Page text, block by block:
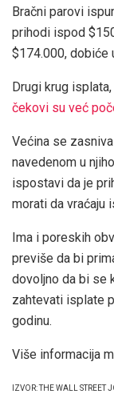
Bračni parovi
prihodi ispod
$174.000, dobiće
Drugi krug
čekovi su već
Većina se
navedenom u
ispostavi da je
morati da vraćaju
Ima i poreskih
previše da bi
dovoljno da bi se
zahtevati isplate
godinu.
Više informacija
IZVOR: THE WALL STREET